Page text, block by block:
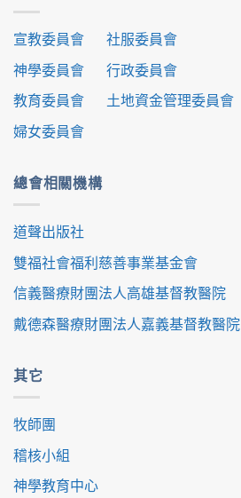
宣教委員會
神學委員會
教育委員會
婦女委員會
社服委員會
行政委員會
土地資金管理委員會
總會相關機構
道聲出版社
雙福社會福利慈善事業基金會
信義醫療財團法人高雄基督教醫院
戴德森醫療財團法人嘉義基督教醫院
其它
牧師團
稽核小組
神學教育中心